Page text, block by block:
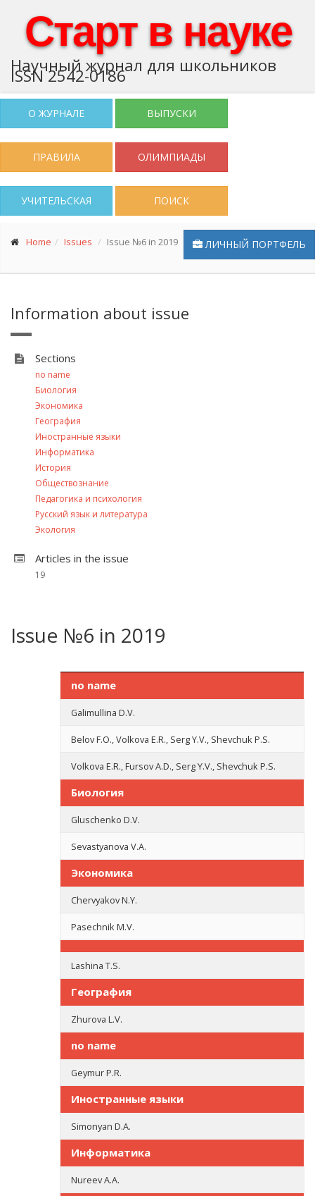
Старт в науке
Научный журнал для школьников
ISSN 2542-0186
О ЖУРНАЛЕ ВЫПУСКИ
ПРАВИЛА ОЛИМПИАДЫ
УЧИТЕЛЬСКАЯ ПОИСК
ЛИЧНЫЙ ПОРТФЕЛЬ
Home Issues Issue №6 in 2019
Information about issue
Sections
no name
Биология
Экономика
География
Иностранные языки
Информатика
История
Обществознание
Педагогика и психология
Русский язык и литература
Экология
Articles in the issue
19
Issue №6 in 2019
no name
Galimullina D.V.
Belov F.O., Volkova E.R., Serg Y.V., Shevchuk P.S.
Volkova E.R., Fursov A.D., Serg Y.V., Shevchuk P.S.
Биология
Gluschenko D.V.
Sevastyanova V.A.
Экономика
Chervyakov N.Y.
Pasechnik M.V.
Lashina T.S.
География
Zhurova L.V.
no name
Geymur P.R.
Иностранные языки
Simonyan D.A.
Информатика
Nureev A.A.